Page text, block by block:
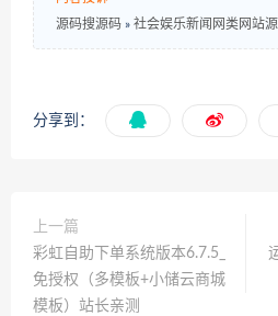
源码搜源码 » 社会娱乐新闻网类网站
分享到：
上一篇
彩虹自助下单系统版本6.7.5_
免授权（多模板+小储云商城
模板）站长亲测